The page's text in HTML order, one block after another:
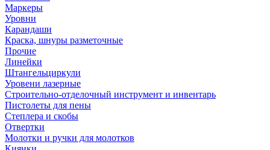
Маркеры
Уровни
Карандаши
Краска, шнуры разметочные
Прочие
Линейки
Штангельциркули
Уровени лазерные
Строительно-отделочный инструмент и инвентарь
Пистолеты для пены
Степлера и скобы
Отвертки
Молотки и ручки для молотков